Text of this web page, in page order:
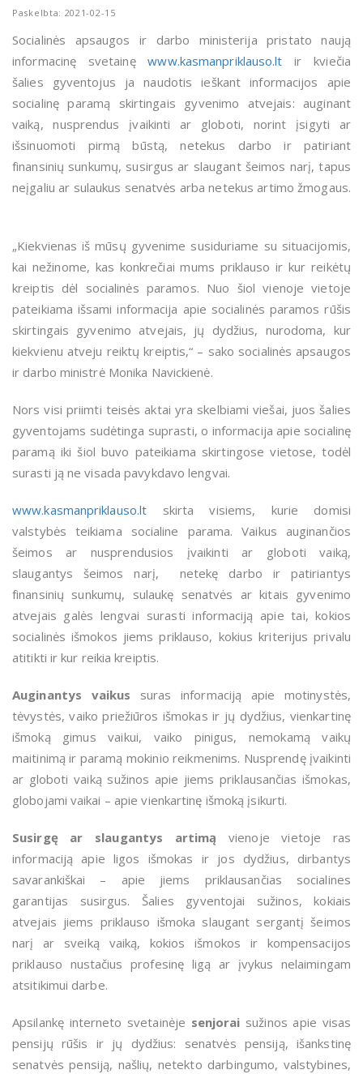
Paskelbta: 2021-02-15
Socialinės apsaugos ir darbo ministerija pristato naują
informacinę svetainęwww.kasmanpriklauso.lt ir kviečia
šalies gyventojus ja naudotis ieškant informacijos apie
socialinę paramą skirtingais gyvenimo atvejais: auginant
vaiką, nusprendus įvaikinti ar globoti, norint įsigyti ar
išsinuomoti pirmą būstą, netekus darbo ir patiriant
finansinių sunkumų, susirgus ar slaugant šeimos narį, tapus
neįgaliu ar sulaukus senatvės arba netekus artimo žmogaus.
„Kiekvienas iš mūsų gyvenime susiduriame su situacijomis,
kai nežinome, kas konkrečiai mums priklauso ir kur reikėtų
kreiptis dėl socialinės paramos. Nuo šiol vienoje vietoje
pateikiama išsami informacija apie socialinės paramos rūšis
skirtingais gyvenimo atvejais, jų dydžius, nurodoma, kur
kiekvienu atveju reiktų kreiptis,“ – sako socialinės apsaugos
ir darbo ministrė Monika Navickienė.
Nors visi priimti teisės aktai yra skelbiami viešai, juos šalies
gyventojams sudėtinga suprasti, o informacija apie socialinę
paramą iki šiol buvo pateikiama skirtingose vietose, todėl
surasti ją ne visada pavykdavo lengvai.
www.kasmanpriklauso.lt skirta visiems, kurie domisi
valstybės teikiama socialine parama. Vaikus auginančios
šeimos ar nusprendusios įvaikinti ar globoti vaiką,
slaugantys šeimos narį, netekę darbo ir patiriantys
finansinių sunkumų, sulaukę senatvės ar kitais gyvenimo
atvejais galės lengvai surasti informaciją apie tai, kokios
socialinės išmokos jiems priklauso, kokius kriterijus privalu
atitikti ir kur reikia kreiptis.
Auginantys vaikus suras informaciją apie motinystės,
tėvystės, vaiko priežiūros išmokas ir jų dydžius, vienkartinę
išmoką gimus vaikui, vaiko pinigus, nemokamą vaikų
maitinimą ir paramą mokinio reikmenims. Nusprendę įvaikinti
ar globoti vaiką sužinos apie jiems priklausančias išmokas,
globojami vaikai – apie vienkartinę išmoką įsikurti.
Susirgę ar slaugantys artimąvienoje vietoje ras
informaciją apie ligos išmokas ir jos dydžius, dirbantys
savarankiškai – apie jiems priklausančias socialines
garantijas susirgus. Šalies gyventojai sužinos, kokiais
atvejais jiems priklauso išmoka slaugant sergantį šeimos
narį ar sveiką vaiką, kokios išmokos ir kompensacijos
priklauso nustačius profesinę ligą ar įvykus nelaimingam
atsitikimui darbe.
Apsilankę interneto svetainėje senjorai sužinos apie visas
pensijų rūšis ir jų dydžius: senatvės pensiją, išankstinę
senatvės pensiją, našlių, netekto darbingumo, valstybines,